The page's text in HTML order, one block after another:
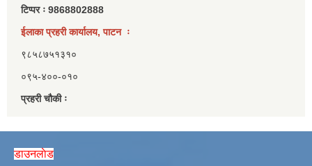
टिप्पर ः 9868802888
ईलाका प्रहरी कार्यालय, पाटन ः
९८५८७५१३१०
०९५-४००-०१०
प्रहरी चौकी ः
डाउनलाेड